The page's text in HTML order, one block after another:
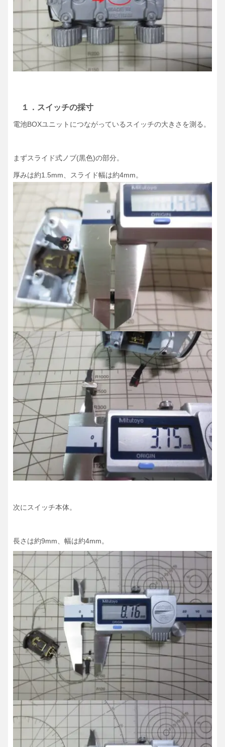
１．スイッチの採寸
電池BOXユニットにつながっているスイッチの大きさを測る。
まずスライド式ノブ(黒色)の部分。
厚みは約1.5mm、スライド幅は約4mm。
次にスイッチ本体。
長さは約9mm、幅は約4mm。